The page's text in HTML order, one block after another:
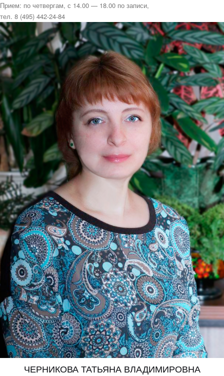
Прием: по четвергам, с 14.00 — 18.00 по записи,
тел. 8 (495) 442-24-84
ЧЕРНИКОВА ТАТЬЯНА ВЛАДИМИРОВНА